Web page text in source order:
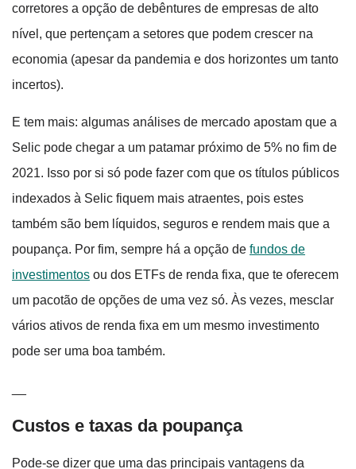
corretores a opção de debêntures de empresas de alto
nível, que pertençam a setores que podem crescer na
economia (apesar da pandemia e dos horizontes um tanto
incertos).
E tem mais: algumas análises de mercado apostam que a
Selic pode chegar a um patamar próximo de 5% no fim de
2021. Isso por si só pode fazer com que os títulos públicos
indexados à Selic fiquem mais atraentes, pois estes
também são bem líquidos, seguros e rendem mais que a
poupança. Por fim, sempre há a opção de fundos de
investimentos ou dos ETFs de renda fixa, que te oferecem
um pacotão de opções de uma vez só. Às vezes, mesclar
vários ativos de renda fixa em um mesmo investimento
pode ser uma boa também.
Custos e taxas da poupança
Pode-se dizer que uma das principais vantagens da